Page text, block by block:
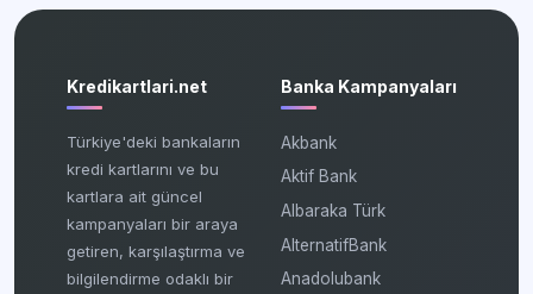
Kredikartlari.net
Türkiye'deki bankaların
kredi kartlarını ve bu
kartlara ait güncel
kampanyaları bir araya
getiren, karşılaştırma ve
bilgilendirme odaklı bir
Banka Kampanyaları
Akbank
Aktif Bank
Albaraka Türk
AlternatifBank
Anadolubank